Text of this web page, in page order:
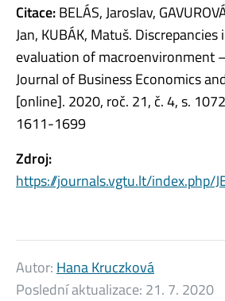
Citace:BELÁS, Jaroslav,
Jan, KUBÁK, Matuš.
evaluation of macroenvironment
Journal of Business Economics
[online]. 2020, roč. 21, č. 4, s.
1611-1699
Zdroj:
https://journals.vgtu.lt/index.php/
Autor: Hana Kruczková
Poslední aktualizace: 21. 7. 2020